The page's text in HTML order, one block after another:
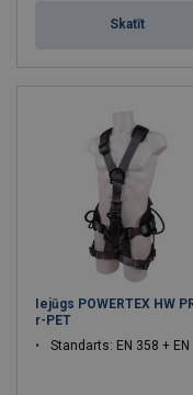
Skatīt
Iejūgs POWERTEX HW
r-PET
Standarts: EN 358 + EN 361 + EN